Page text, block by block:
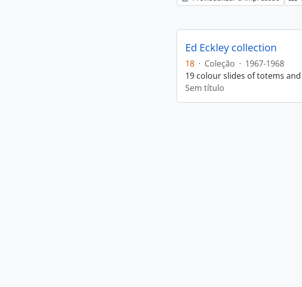
Ed Eckley collection
18 · Coleção · 1967-1968
19 colour slides of totems
Sem título